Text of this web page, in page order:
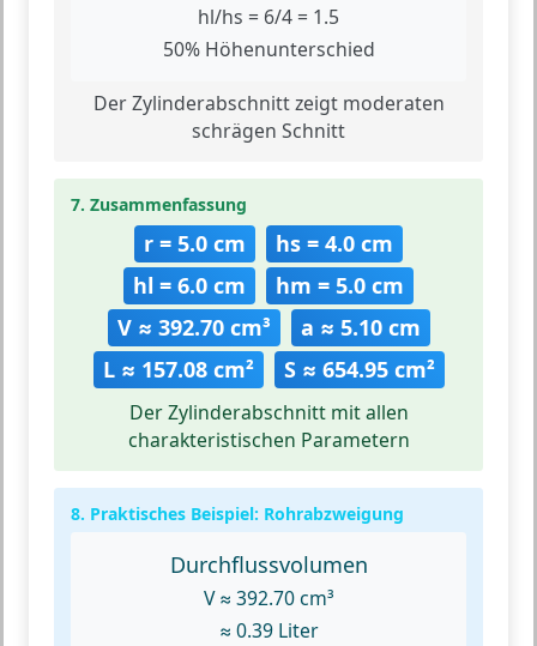
hl/hs = 6/4 = 1.5
50% Höhenunterschied
Der Zylinderabschnitt zeigt moderaten
schrägen Schnitt
7. Zusammenfassung
r = 5.0 cm
hs = 4.0 cm
hl = 6.0 cm
hm = 5.0 cm
V ≈ 392.70 cm³
a ≈ 5.10 cm
L ≈ 157.08 cm²
S ≈ 654.95 cm²
Der Zylinderabschnitt mit allen
charakteristischen Parametern
8. Praktisches Beispiel: Rohrabzweigung
Durchflussvolumen
V ≈ 392.70 cm³
≈ 0.39 Liter